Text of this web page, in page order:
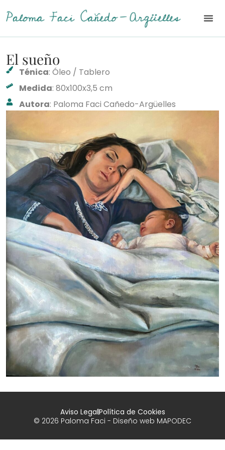
El sueño
Ténica: Óleo / Tablero
Medida: 80x100x3,5 cm
Autora: Paloma Faci Cañedo-Argüelles
© 2026 Paloma Faci - Diseño web MAPODEC
Aviso LegalPolítica de Cookies